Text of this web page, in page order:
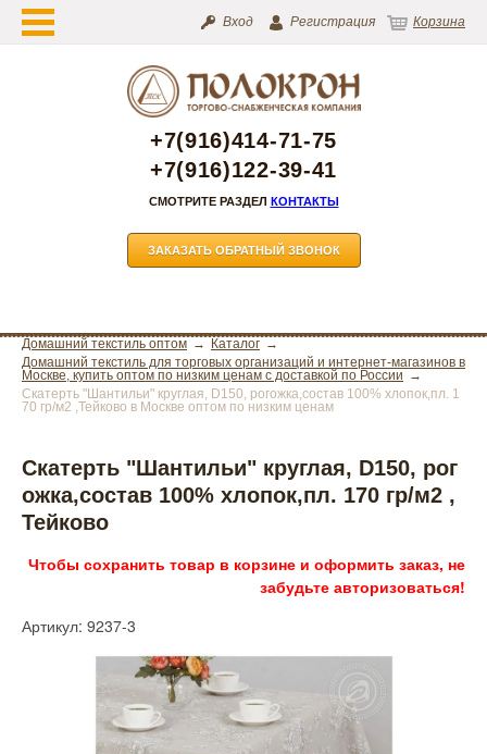
Вход Регистрация Корзина
+7(916)414-71-75
+7(916)122-39-41
СМОТРИТЕ РАЗДЕЛ КОНТАКТЫ
ЗАКАЗАТЬ ОБРАТНЫЙ ЗВОНОК
Домашний текстиль оптом
Каталог
Домашний текстиль для торговых организаций и интернет-магазинов в
Москве, купить оптом по низким ценам с доставкой по России
Скатерть "Шантильи" круглая, D150, рогожка,состав 100% хлопок,пл. 1
70 гр/м2 ,Тейково в Москве оптом по низким ценам
Скатерть "Шантильи" круглая, D150, рог
ожка,состав 100% хлопок,пл. 170 гр/м2 ,
Тейково
Чтобы сохранить товар в корзине и оформить заказ, не
забудьте авторизоваться!
Артикул: 9237-3